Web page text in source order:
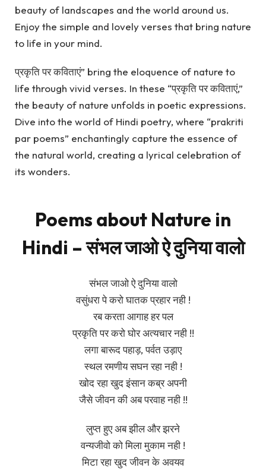
beauty of landscapes and the world around us.
Enjoy the simple and lovely verses that bring nature
to life in your mind.
प्रकृति पर कविताएं” bring the eloquence of nature to
life through vivid verses. In these “प्रकृति पर कविताएं,”
the beauty of nature unfolds in poetic expressions.
Dive into the world of Hindi poetry, where “prakriti
par poems” enchantingly capture the essence of
the natural world, creating a lyrical celebration of
its wonders.
Poems about Nature in
Hindi – संभल जाओ ऐ दुनिया वालो
संभल जाओ ऐ दुनिया वालो
वसुंधरा पे करो घातक प्रहार नही !
रब करता आगाह हर पल
प्रकृति पर करो घोर अत्यचार नही !!
लगा बारूद पहाड़, पर्वत उड़ाए
स्थल रमणीय सघन रहा नही !
खोद रहा खुद इंसान कब्र अपनी
जैसे जीवन की अब परवाह नही !!
लुप्त हुए अब झील और झरने
वन्यजीवो को मिला मुकाम नही !
मिटा रहा खुद जीवन के अवयव